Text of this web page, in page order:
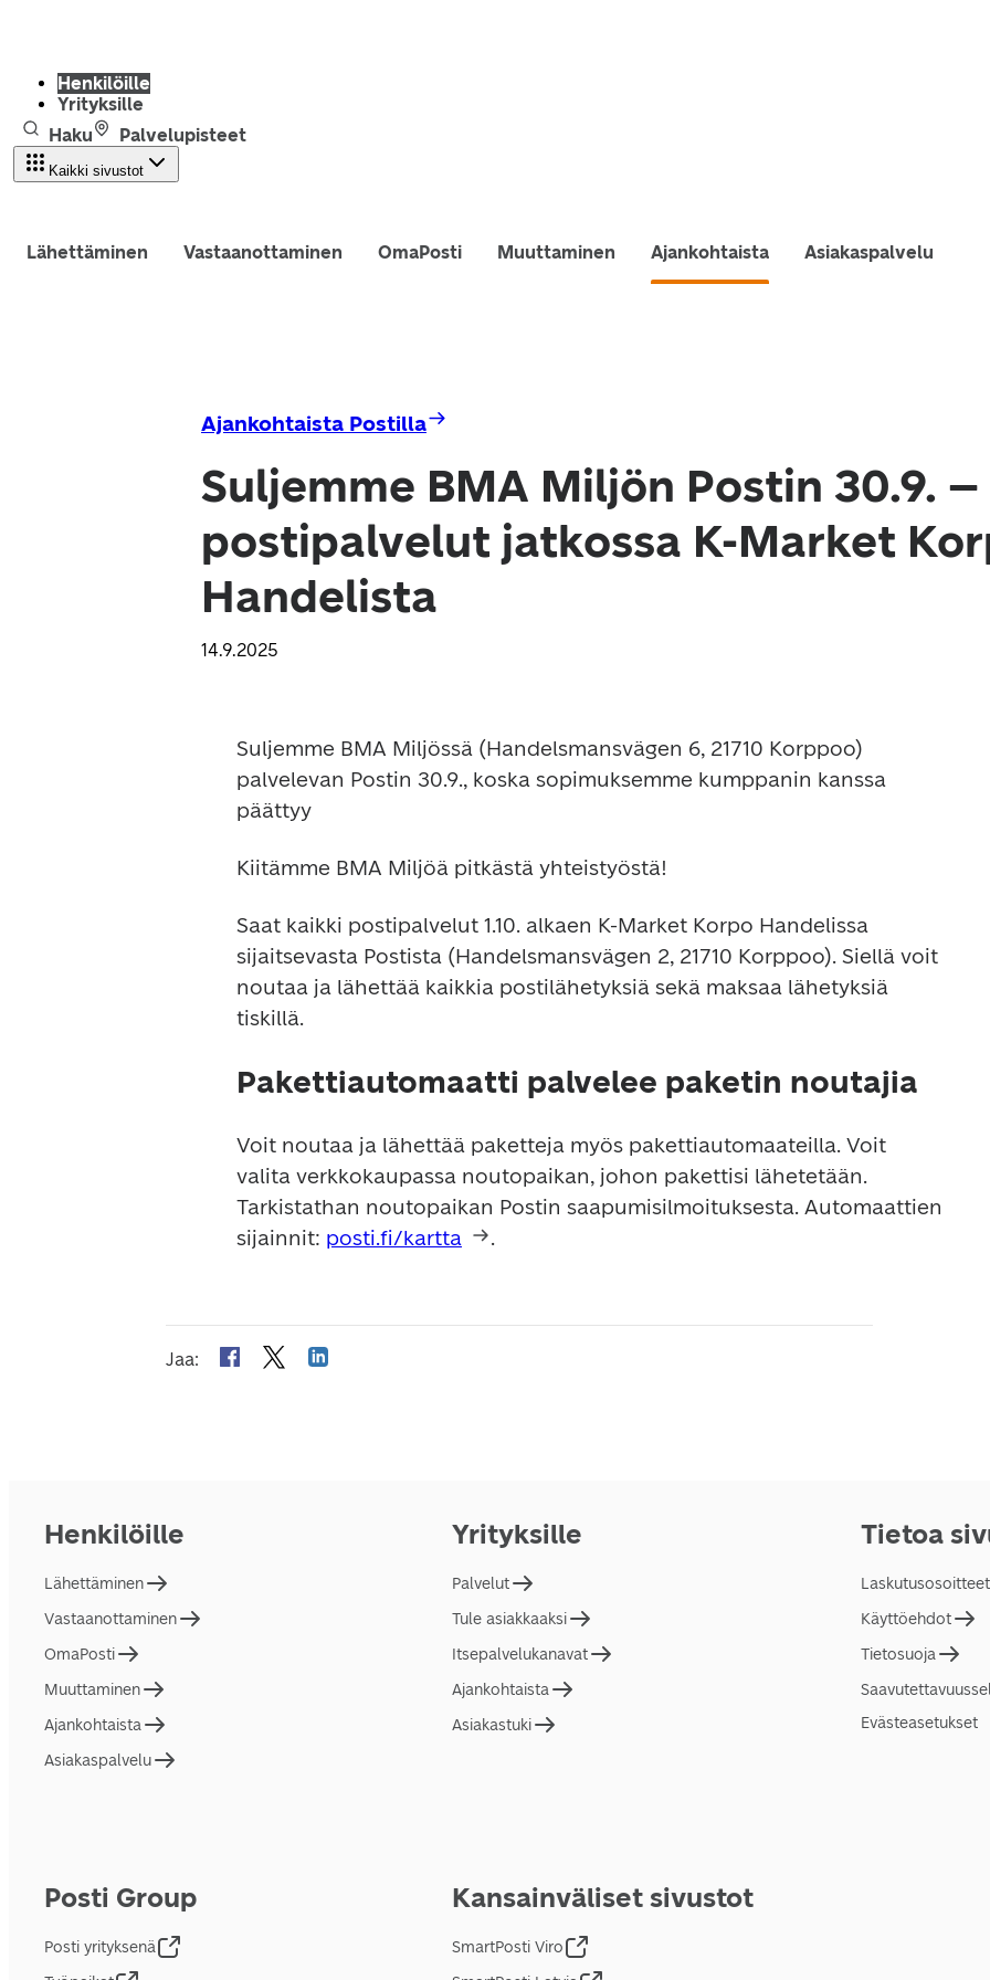
Henkilöille
Yrityksille
Haku
Palvelupisteet
Kaikki sivustot
Lähettäminen Vastaanottaminen OmaPosti Muuttaminen Ajankohtaista Asiakaspalvelu
Ajankohtaista Postilla
Suljemme BMA Miljön Postin 30.9. –
postipalvelut jatkossa K-Market
Handelista
14.9.2025
Suljemme BMA Miljössä (Handelsmansvägen 6, 21710 Korppoo)
palvelevan Postin 30.9., koska sopimuksemme kumppanin kanssa
päättyy
Kiitämme BMA Miljöä pitkästä yhteistyöstä!
Saat kaikki postipalvelut 1.10. alkaen K-Market Korpo Handelissa
sijaitsevasta Postista (Handelsmansvägen 2, 21710 Korppoo). Siellä voit
noutaa ja lähettää kaikkia postilähetyksiä sekä maksaa lähetyksiä
tiskillä.
Pakettiautomaatti palvelee paketin noutajia
Voit noutaa ja lähettää paketteja myös pakettiautomaateilla. Voit
valita verkkokaupassa noutopaikan, johon pakettisi lähetetään.
Tarkistathan noutopaikan Postin saapumisilmoituksesta. Automaattien
sijainnit: posti.fi/kartta .
Jaa:
Henkilöille
Lähettäminen
Vastaanottaminen
OmaPosti
Muuttaminen
Ajankohtaista
Asiakaspalvelu
Yrityksille
Palvelut
Tule asiakkaaksi
Itsepalvelukanavat
Ajankohtaista
Asiakastuki
Tietoa
Laskutusosoitteet
Käyttöehdot
Tietosuoja
Evästeasetukset
Posti Group
Posti yrityksenä
Kansainväliset sivustot
SmartPosti Viro